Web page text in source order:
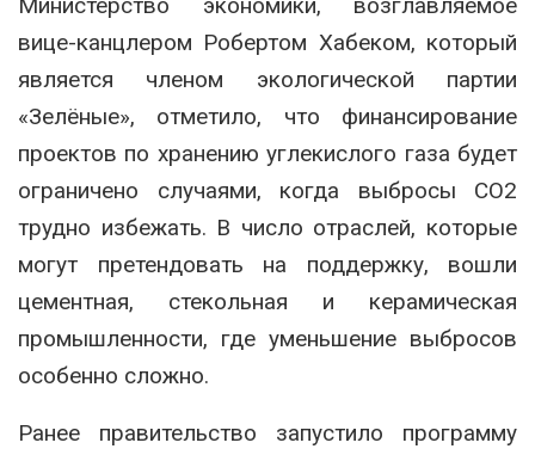
Министерство экономики, возглавляемое
вице-канцлером Робертом Хабеком, который
является членом экологической партии
«Зелёные», отметило, что финансирование
проектов по хранению углекислого газа будет
ограничено случаями, когда выбросы CO2
трудно избежать. В число отраслей, которые
могут претендовать на поддержку, вошли
цементная, стекольная и керамическая
промышленности, где уменьшение выбросов
особенно сложно.
Ранее правительство запустило программу